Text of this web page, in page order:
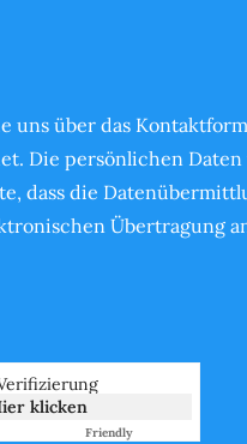
uns über das
Die persönlichen
dass die
Übertragung
klicken
Friendly